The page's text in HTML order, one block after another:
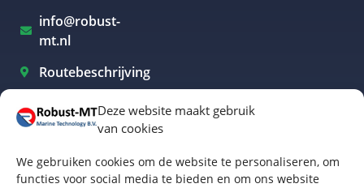
Deze website maakt gebruik
van cookies
We gebruiken cookies om de website te personaliseren, om
functies voor social media te bieden en om ons website
info@robust-
mt.nl
Routebeschrijving
Elektrisch varen Westland
Elektrisch varen Rotterdam